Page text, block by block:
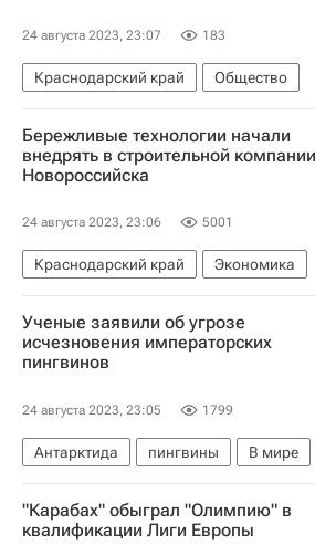
24 августа 2023, 23:07 183
Краснодарский край
Общество
Херсонская область
Геническ
Сергей Власов
Вениамин Кондратьев
Бережливые технологии начали
внедрять в строительной компании
Новороссийска
24 августа 2023, 23:06 5001
Краснодарский край
Экономика
Краснодарский край
Ученые заявили об угрозе
исчезновения императорских
пингвинов
24 августа 2023, 23:05 1799
Антарктида пингвины В мире
"Карабах" обыграл "Олимпию" в
квалификации Лиги Европы